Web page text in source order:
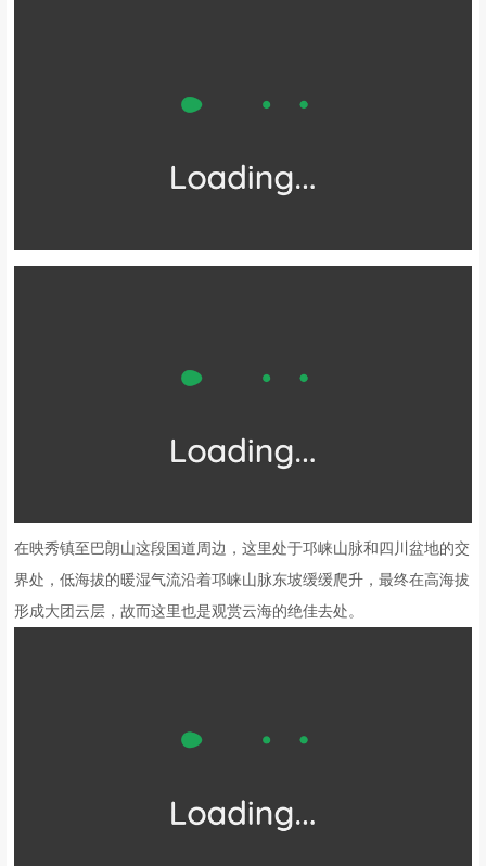
在映秀镇至巴朗山这段国道周边，这里处于邛崃山脉和四川盆地的交
界处，低海拔的暖湿气流沿着邛崃山脉东坡缓缓爬升，最终在高海拔
形成大团云层，故而这里也是观赏云海的绝佳去处。